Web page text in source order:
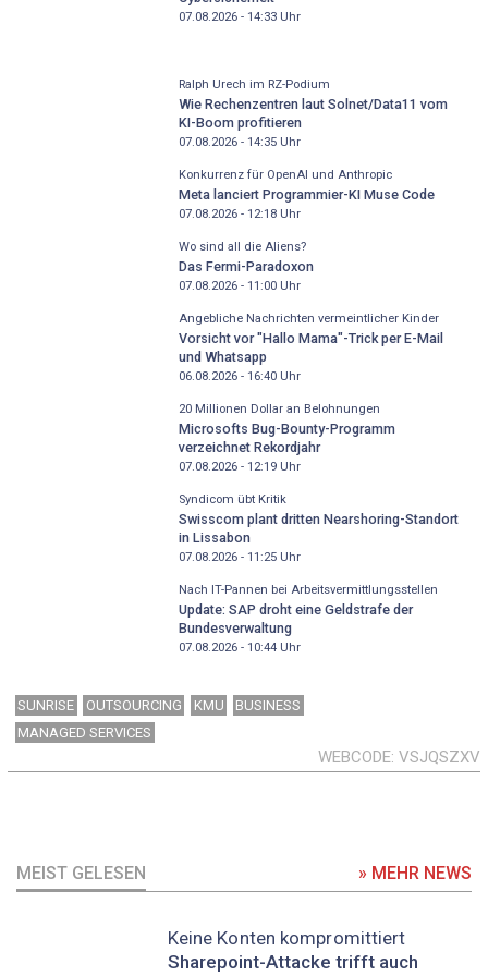
07.08.2026 - 14:33Uhr
Ralph Urech im RZ-Podium
Wie Rechenzentren laut Solnet/Data11 vom
KI-Boom profitieren
07.08.2026 - 14:35Uhr
Konkurrenz für OpenAI und Anthropic
Meta lanciert Programmier-KI Muse Code
07.08.2026 - 12:18Uhr
Wo sind all die Aliens?
Das Fermi-Paradoxon
07.08.2026 - 11:00Uhr
Angebliche Nachrichten vermeintlicher Kinder
Vorsicht vor "Hallo Mama"-Trick per E-Mail
und Whatsapp
06.08.2026 - 16:40Uhr
20 Millionen Dollar an Belohnungen
Microsofts Bug-Bounty-Programm
verzeichnet Rekordjahr
07.08.2026 - 12:19Uhr
Syndicom übt Kritik
Swisscom plant dritten Nearshoring-Standort
in Lissabon
07.08.2026 - 11:25Uhr
Nach IT-Pannen bei Arbeitsvermittlungsstellen
Update: SAP droht eine Geldstrafe der
Bundesverwaltung
07.08.2026 - 10:44Uhr
SUNRISE OUTSOURCING KMU
BUSINESS
MANAGED SERVICES
WEBCODE VSJQSZXV
MEIST GELESEN » MEHR NEWS
Keine Konten kompromittiert
Sharepoint-Attacke trifft auch